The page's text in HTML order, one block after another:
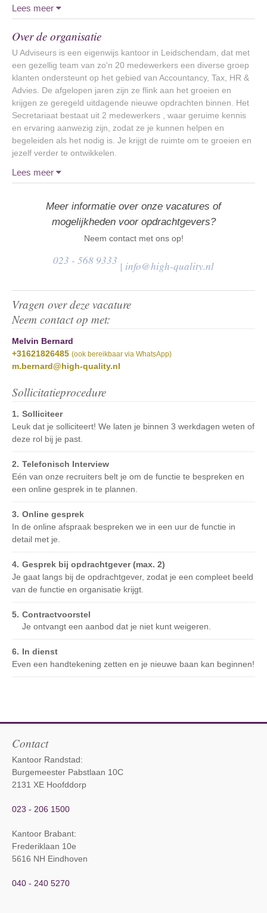
Vragen over deze vacature
Neem contact op met:
Melvin Bernard
+31621826485 (ook bereikbaar via WhatsApp)
m.bernard@high-quality.nl
Sollicitatieprocedure
Solliciteer
Leuk dat je solliciteert! We laten je binnen 3 werkdagen weten of
deze rol bij je past.
Telefonisch Interview
Eén van onze recruiters belt je om de functie te bespreken en
een online gesprek in te plannen.
Online gesprek
In de online afspraak bespreken we in een uur de functie in
detail met je.
Gesprek bij opdrachtgever (max. 2)
Je gaat langs bij de opdrachtgever, zodat je een compleet beeld
van de functie en organisatie krijgt.
Contractvoorstel
Je ontvangt een aanbod dat je niet kunt weigeren.
In dienst
Even een handtekening zetten en je nieuwe baan kan beginnen!
Lees meer
Over de organisatie
U Adviseurs is een eigenwijs kantoor in Leidschendam, dat met
een gezellig team van zo'n 20 medewerkers een diverse groep
klanten ondersteunt op het gebied van Accountancy, Tax, HR &
Advies. De afgelopen jaren zijn ze flink aan het groeien en
krijgen ze geregeld uitdagende nieuwe opdrachten binnen. Het
Secretariaat bestaat uit 2 medewerkers , waar geruime kennis
en ervaring aanwezig zijn, zodat ze je kunnen helpen en
begeleiden als het nodig is. Je krijgt de ruimte om te groeien en
jezelf verder te ontwikkelen.
Lees meer
Meer informatie over onze vacatures of
mogelijkheden voor opdrachtgevers?
Neem contact met ons op!
023 - 568 9333 | info@high-quality.nl
Contact
Kantoor Randstad:
Burgemeester Pabstlaan 10C
2131 XE Hoofddorp
023 - 206 1500
Kantoor Brabant:
Frederiklaan 10e
5616 NH Eindhoven
040 - 240 5270